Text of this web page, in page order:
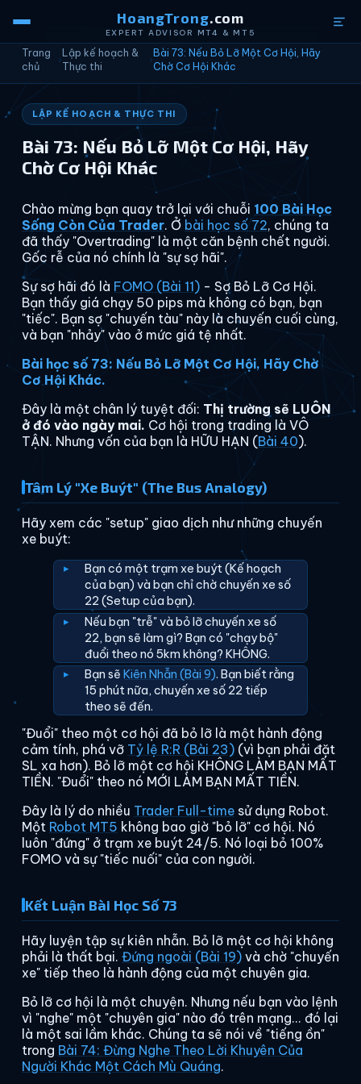
HoangTrong.com
EXPERT ADVISOR MT4 & MT5
Trang
chủ
›
Lập kế hoạch &
Thực thi
›
Bài 73: Nếu Bỏ Lỡ Một Cơ Hội, Hãy
Chờ Cơ Hội Khác
LẬP KẾ HOẠCH & THỰC THI
Bài 73: Nếu Bỏ Lỡ Một Cơ Hội, Hãy
Chờ Cơ Hội Khác
Chào mừng bạn quay trở lại với chuỗi 100 Bài Học
Sống Còn Của Trader. Ở bài học số 72, chúng ta
đã thấy "Overtrading" là một căn bệnh chết người.
Gốc rễ của nó chính là "sự sợ hãi".
Sự sợ hãi đó là FOMO (Bài 11)- Sợ Bỏ Lỡ Cơ Hội.
Bạn thấy giá chạy 50 pips mà không có bạn, bạn
"tiếc". Bạn sợ "chuyến tàu" này là chuyến cuối cùng,
và bạn "nhảy" vào ở mức giá tệ nhất.
Bài học số 73: Nếu Bỏ Lỡ Một Cơ Hội, Hãy Chờ
Cơ Hội Khác.
Đây là một chân lý tuyệt đối: Thị trường sẽ LUÔN
ở đó vào ngày mai. Cơ hội trong trading là VÔ
TẬN. Nhưng vốn của bạn là HỮU HẠN (Bài 40).
Tâm Lý "Xe Buýt" (The Bus Analogy)
Hãy xem các "setup" giao dịch như những chuyến
xe buýt:
Bạn có một trạm xe buýt (Kế hoạch
của bạn) và bạn chỉ chờ chuyến xe số
22 (Setup của bạn).
Nếu bạn "trễ" và bỏ lỡ chuyến xe số
22, bạn sẽ làm gì? Bạn có "chạy bộ"
đuổi theo nó 5km không? KHÔNG.
Bạn sẽKiên Nhẫn (Bài 9). Bạn biết rằng
15 phút nữa, chuyến xe số 22 tiếp
theo sẽ đến.
"Đuổi" theo một cơ hội đã bỏ lỡ là một hành động
cảm tính, phá vỡ Tỷ lệ R:R (Bài 23)(vì bạn phải đặt
SL xa hơn). Bỏ lỡ một cơ hội KHÔNG LÀM BẠN MẤT
TIỀN. "Đuổi" theo nó MỚI LÀM BẠN MẤT TIỀN.
Đây là lý do nhiều Trader Full-timesử dụng Robot.
Một Robot MT5 không bao giờ "bỏ lỡ" cơ hội. Nó
luôn "đứng" ở trạm xe buýt 24/5. Nó loại bỏ 100%
FOMO và sự "tiếc nuối" của con người.
Kết Luận Bài Học Số 73
Hãy luyện tập sự kiên nhẫn. Bỏ lỡ một cơ hội không
phải là thất bại. Đứng ngoài (Bài 19)và chờ "chuyến
xe" tiếp theo là hành động của một chuyên gia.
Bỏ lỡ cơ hội là một chuyện. Nhưng nếu bạn vào lệnh
vì "nghe" một "chuyên gia" nào đó trên mạng... đó lại
là một sai lầm khác. Chúng ta sẽ nói về "tiếng ồn"
trong Bài 74: Đừng Nghe Theo Lời Khuyên Của
Người Khác Một Cách Mù Quáng.